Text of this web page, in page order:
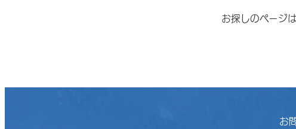
お探しのページ
お